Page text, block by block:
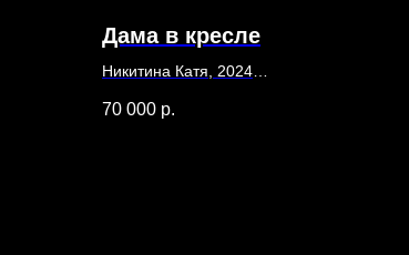
Дама в кресле
Никитина Катя, 2024
Холст, масло
70 000 р.